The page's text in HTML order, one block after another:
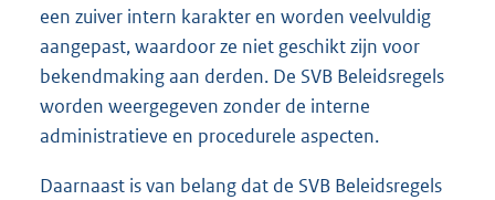
een zuiver intern karakter en worden veelvuldig
aangepast, waardoor ze niet geschikt zijn voor
bekendmaking aan derden. De SVB Beleidsregels
worden weergegeven zonder de interne
administratieve en procedurele aspecten.
Daarnaast is van belang dat de SVB Beleidsregels